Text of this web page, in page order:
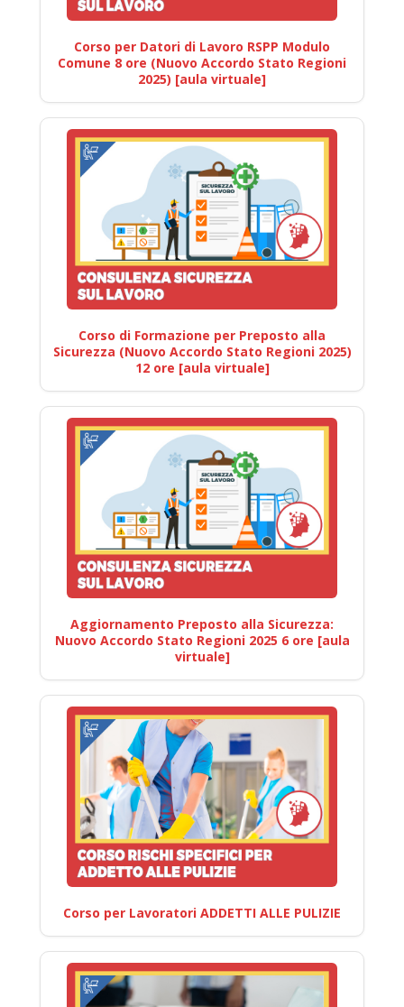
Corso per Datori di Lavoro RSPP Modulo
Comune 8 ore (Nuovo Accordo Stato Regioni
2025) [aula virtuale]
Corso di Formazione per Preposto alla
Sicurezza (Nuovo Accordo Stato Regioni 2025)
12 ore [aula virtuale]
Aggiornamento Preposto alla Sicurezza:
Nuovo Accordo Stato Regioni 2025 6 ore [aula
virtuale]
Corso per Lavoratori ADDETTI ALLE PULIZIE